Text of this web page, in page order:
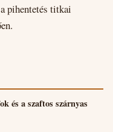
pihentetés titkai
és a szaftos szárnyas